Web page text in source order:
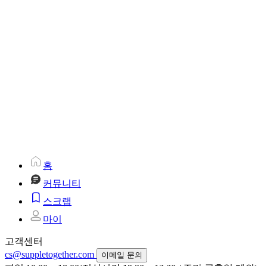
홈
커뮤니티
스크랩
마이
고객센터
cs@suppletogether.com
이메일 문의